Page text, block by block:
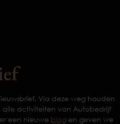
Via deze weg houden
activiteiten van Autobedrijf
een nieuwe blog en geven we